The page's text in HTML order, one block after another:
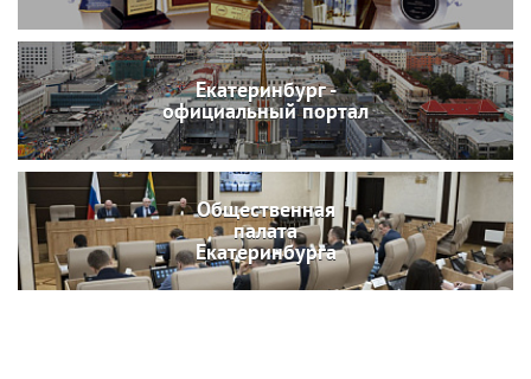
Екатеринбург -
официальный портал
Общественная
палата
Екатеринбурга